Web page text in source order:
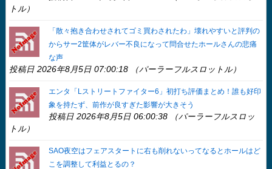
トル）
「散々抱き合わせされてゴミ買わされたわ」壊れやすいと評判の
からサー2筐体がレバー不良になって問合せたホールさんの悲痛
な声
投稿日 2026年8月5日 07:00:18 （パーラーフルスロットル）
エンタ「Lストリートファイター6」初打ち評価まとめ！誰も好印
象を持たず、前作が良すぎた影響が大きそう
投稿日 2026年8月5日 06:00:38 （パーラーフルスロッ
トル）
SAO夜空はフェアスタートに右も削れないってなるとホールはど
こを調整して利益とるの？